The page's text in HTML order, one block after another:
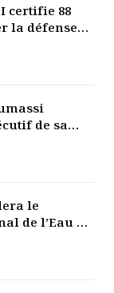
certifie 88
la défense
de sa
le
de l’Eau de